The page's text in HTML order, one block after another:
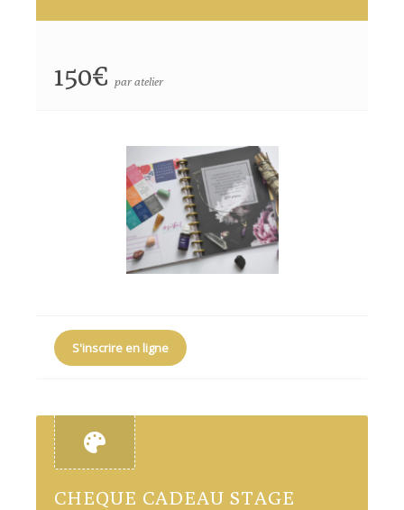
150€ par atelier
S'inscrire en ligne
CHEQUE CADEAU STAGE